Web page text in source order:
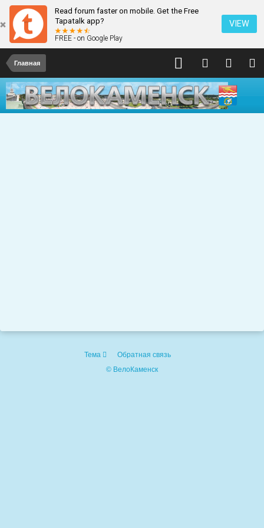
Read forum faster on mobile. Get the Free
Tapatalk app?
FREE - on Google Play
VIEW
Главная
Тема
Обратная связь
© ВелоКаменск